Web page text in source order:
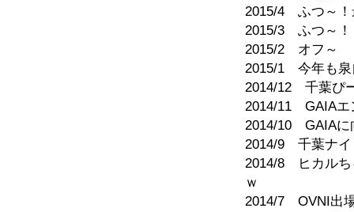
2015/4 ふつ～！
2015/3 ふつ～！
2015/2 オフ～
2015/1 今年も泉
2014/12 千葉ぴ
2014/11 GAIAエ
2014/10 GAIAに
2014/9 千葉ナイ
2014/8 ヒカルち
ｗ
2014/7 OVNI出